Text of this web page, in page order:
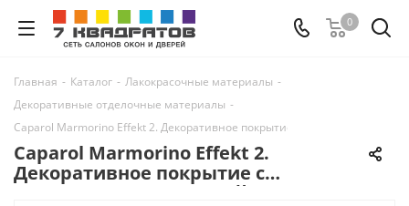
0
Главная - Каталог - Лакокрасочные материалы -
Декоративные отделочные материалы -
Caparol Marmorino Effekt 2. Декоративное покрытие с эффектом
Caparol Marmorino Effekt 2.
Декоративное покрытие с
эффектом минеральной